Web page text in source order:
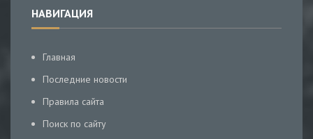
НАВИГАЦИЯ
Главная
Последние новости
Правила сайта
Поиск по сайту